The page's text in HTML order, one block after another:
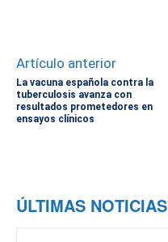
Artículo anterior
La vacuna española contra la
tuberculosis avanza con
resultados prometedores en
ensayos clínicos
ÚLTIMAS NOTICIAS